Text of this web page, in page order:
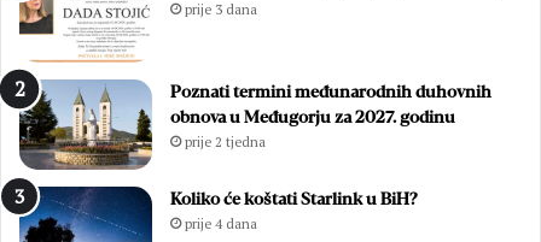
prije 3 dana
Poznati termini međunarodnih duhovnih
obnova u Međugorju za 2027. godinu
prije 2 tjedna
Koliko će koštati Starlink u BiH?
prije 4 dana